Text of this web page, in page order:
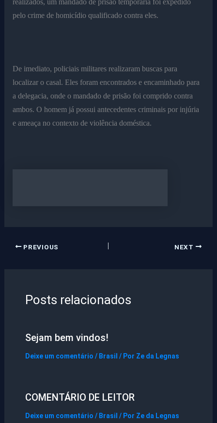
pelo crime de homicídio qualificado contra eles.
De imediato, policiais militares realizaram buscas para
localizar o casal. Eles foram encontrados e encaminhado para
a delegacia, onde o mandado de prisão foi comprido contra
ambos. O homem já possui antecedentes criminais por injúria
e ameaça no contexto de violência doméstica.
PREVIOUS NEXT
Posts relacionados
Sejam bem vindos!
Deixe um comentário / Brasil / Por Ze da Legnas
COMENTÁRIO DE LEITOR
Deixe um comentário / Brasil / Por Ze da Legnas